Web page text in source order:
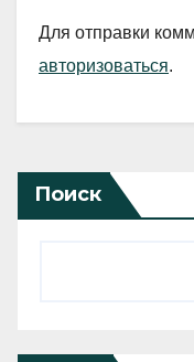
Для отправки
авторизоваться.
Поиск